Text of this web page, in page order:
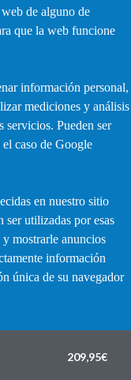
209,95€
de alguno de
que la web funcione
información personal,
mediciones y análisis
servicios. Pueden ser
caso de Google
en nuestro sitio
ser utilizadas por esas
y mostrarle anuncios
información
única de su navegador